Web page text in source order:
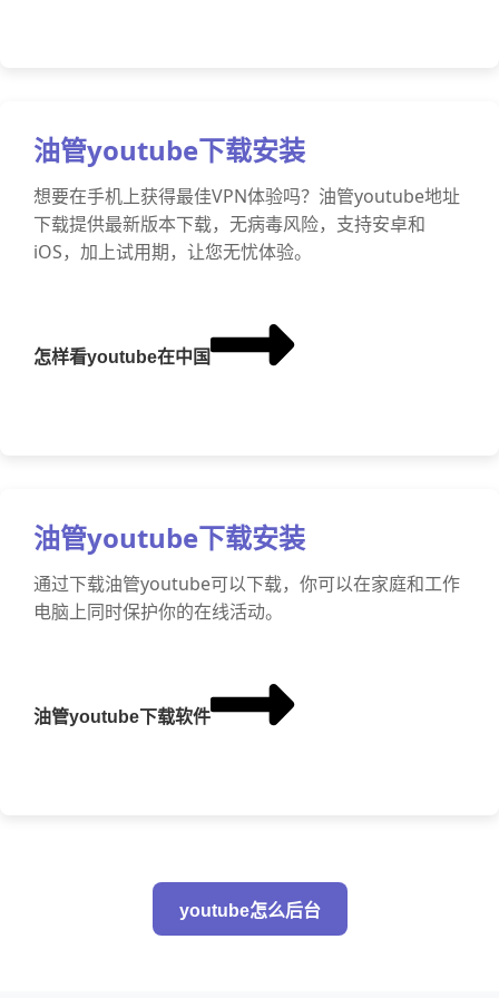
油管youtube下载安装
想要在手机上获得最佳VPN体验吗？油管youtube地址
下载提供最新版本下载，无病毒风险，支持安卓和
iOS，加上试用期，让您无忧体验。
怎样看youtube在中国
油管youtube下载安装
通过下载油管youtube可以下载，你可以在家庭和工作
电脑上同时保护你的在线活动。
油管youtube下载软件
youtube怎么后台